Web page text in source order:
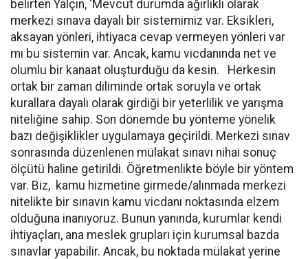
belirten Yalçın, 'Mevcut durumda ağırlıklı olarak
merkezi sınava dayalı bir sistemimiz var. Eksikleri,
aksayan yönleri, ihtiyaca cevap vermeyen yönleri var
mı bu sistemin var. Ancak, kamu vicdanında net ve
olumlu bir kanaat oluşturduğu da kesin. Herkesin
ortak bir zaman diliminde ortak soruyla ve ortak
kurallara dayalı olarak girdiği bir yeterlilik ve yarışma
niteliğine sahip. Son dönemde bu yönteme yönelik
bazı değişiklikler uygulamaya geçirildi. Merkezi sınav
sonrasında düzenlenen mülakat sınavı nihai sonuç
ölçütü haline getirildi. Öğretmenlikte böyle bir yöntem
var. Biz, kamu hizmetine girmede/alınmada merkezi
nitelikte bir sınavın kamu vicdanı noktasında elzem
olduğuna inanıyoruz. Bunun yanında, kurumlar kendi
ihtiyaçları, ana meslek grupları için kurumsal bazda
sınavlar yapabilir. Ancak, bu noktada mülakat yerine